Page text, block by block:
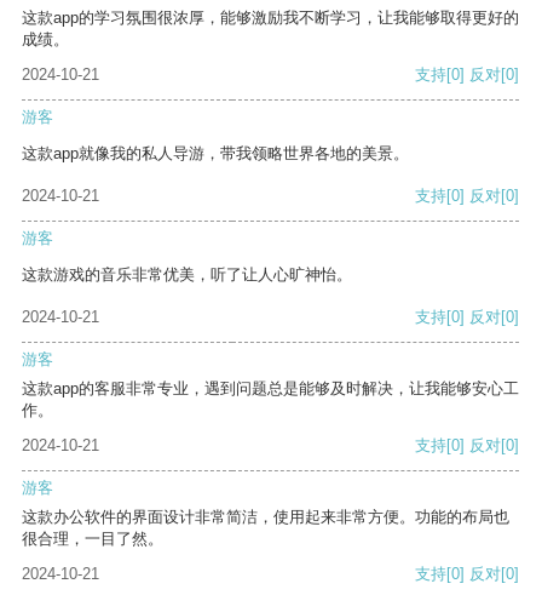
这款app的学习氛围很浓厚，能够激励我不断学习，让我能够取得更好的
成绩。
2024-10-21
支持[0] 反对[0]
游客
这款app就像我的私人导游，带我领略世界各地的美景。
2024-10-21 支持[0] 反对[0]
游客
这款游戏的音乐非常优美，听了让人心旷神怡。
2024-10-21 支持[0] 反对[0]
游客
这款app的客服非常专业，遇到问题总是能够及时解决，让我能够安心工
作。
2024-10-21
支持[0] 反对[0]
游客
这款办公软件的界面设计非常简洁，使用起来非常方便。功能的布局也
很合理，一目了然。
2024-10-21
支持[0] 反对[0]